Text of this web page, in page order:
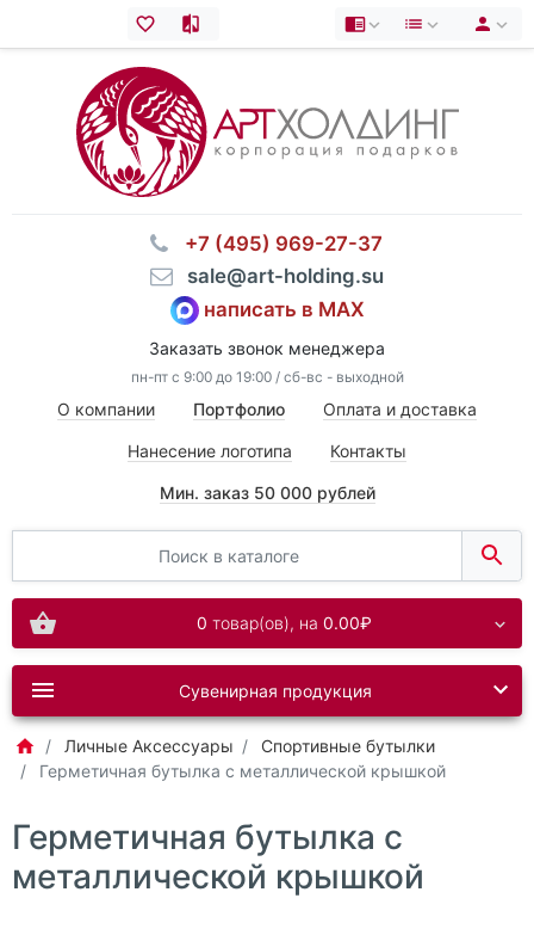
⠀+7 (495) 969-27-37
⠀sale@art-holding.su
написать в MAX
Заказать звонок менеджера
пн-пт с 9:00 до 19:00 / сб-вс - выходной
О компании Портфолио Оплата и доставка
Нанесение логотипа Контакты
Мин. заказ 50 000 рублей
0 товар(ов), на 0.00₽
Сувенирная продукция
Личные Аксессуары
Спортивные бутылки
Герметичная бутылка с металлической крышкой
Герметичная бутылка с
металлической крышкой